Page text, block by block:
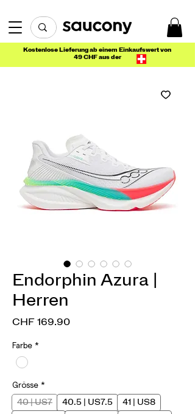
Kostenlose Lieferung ab einem Einkaufswert von
49 CHF aus der
Endorphin Azura |
Herren
CHF 169.90Preis
Farbe *
Grösse *
40 | US7 40.5 | US7.5
41 | US8